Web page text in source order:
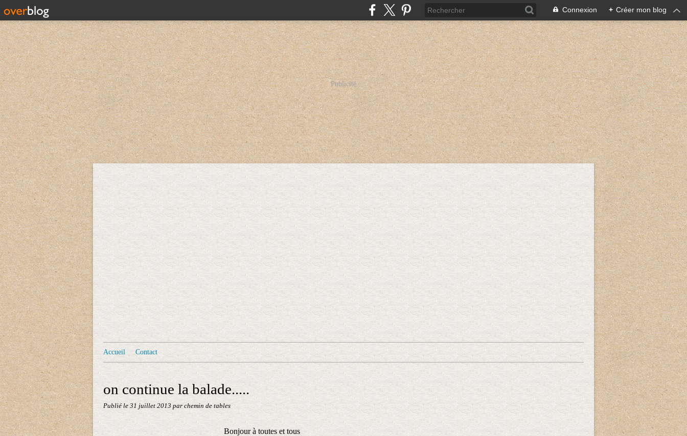
Connexion + Créer mon blog
Publicité
Accueil Contact
on continue la balade.....
Publié le 31 juillet 2013 par chemin de tables
Bonjour à toutes et tous